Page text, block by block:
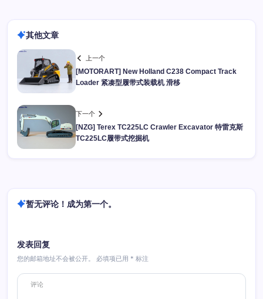
其他文章
上一个
[MOTORART] New Holland C238 Compact Track
Loader 紧凑型履带式装载机 滑移
下一个
[NZG] Terex TC225LC Crawler Excavator 特雷克斯
TC225LC履带式挖掘机
暂无评论！成为第一个。
发表回复
您的邮箱地址不会被公开。 必填项已用 * 标注